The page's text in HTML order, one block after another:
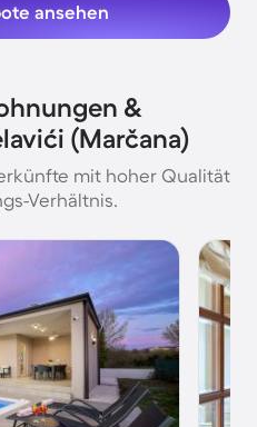
ansehen
&
(Marčana)
mit hoher Qualität
Verhältnis.